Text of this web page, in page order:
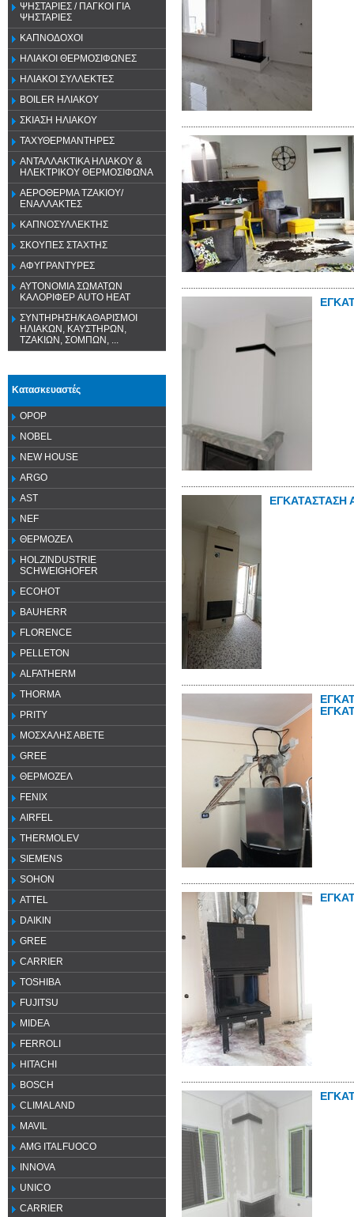
ΨΗΣΤΑΡΙΕΣ / ΠΑΓΚΟΙ ΓΙΑ
ΨΗΣΤΑΡΙΕΣ
ΚΑΠΝΟΔΟΧΟΙ
ΗΛΙΑΚΟΙ ΘΕΡΜΟΣΙΦΩΝΕΣ
ΗΛΙΑΚΟΙ ΣΥΛΛΕΚΤΕΣ
BOILER ΗΛΙΑΚΟΥ
ΣΚΙΑΣΗ ΗΛΙΑΚΟΥ
ΤΑΧΥΘΕΡΜΑΝΤΗΡΕΣ
ΑΝΤΑΛΛΑΚΤΙΚΑ ΗΛΙΑΚΟΥ &
ΗΛΕΚΤΡΙΚΟΥ ΘΕΡΜΟΣΙΦΩΝΑ
ΑΕΡΟΘΕΡΜΑ ΤΖΑΚΙΟΥ/
ΕΝΑΛΛΑΚΤΕΣ
ΚΑΠΝΟΣΥΛΛΕΚΤΗΣ
ΣΚΟΥΠΕΣ ΣΤΑΧΤΗΣ
ΑΦΥΓΡΑΝΤΥΡΕΣ
ΑΥΤΟΝΟΜΙΑ ΣΩΜΑΤΩΝ
ΚΑΛΟΡΙΦΕΡ AUTO HEAT
ΣΥΝΤΗΡΗΣΗ/ΚΑΘΑΡΙΣΜΟΙ
ΗΛΙΑΚΩΝ, ΚΑΥΣΤΗΡΩΝ,
ΤΖΑΚΙΩΝ, ΣΟΜΠΩΝ, ...
Κατασκευαστές
OPOP
NOBEL
NEW HOUSE
ARGO
AST
NEF
ΘΕΡΜΟΖΕΛ
HOLZINDUSTRIE
SCHWEIGHOFER
ECOHOT
BAUHERR
FLORENCE
PELLETON
ALFATHERM
THORMA
PRITY
ΜΟΣΧΑΛΗΣ ΑΒΕΤΕ
GREE
ΘΕΡΜΟΖΕΛ
FENIX
AIRFEL
THERMOLEV
SIEMENS
SOHON
ATTEL
DAIKIN
GREE
CARRIER
TOSHIBA
FUJITSU
MIDEA
FERROLI
HITACHI
BOSCH
CLIMALAND
MAVIL
AMG ITALFUOCO
INNOVA
UNICO
CARRIER